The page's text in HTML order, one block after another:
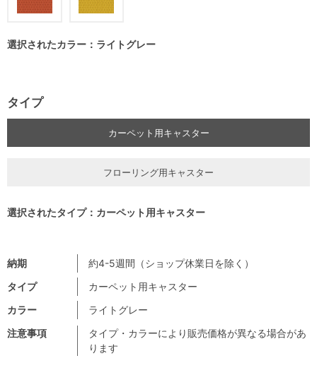
注意事項
タイプ・カラーにより販売価格が異なる場合があ
ります
納期
約4-5週間（ショップ休業日を除く）
タイプ
カーペット用キャスター
カラー
ライトグレー
選択されたカラー：ライトグレー
タイプ
カーペット用キャスター
フローリング用キャスター
選択されたタイプ：カーペット用キャスター